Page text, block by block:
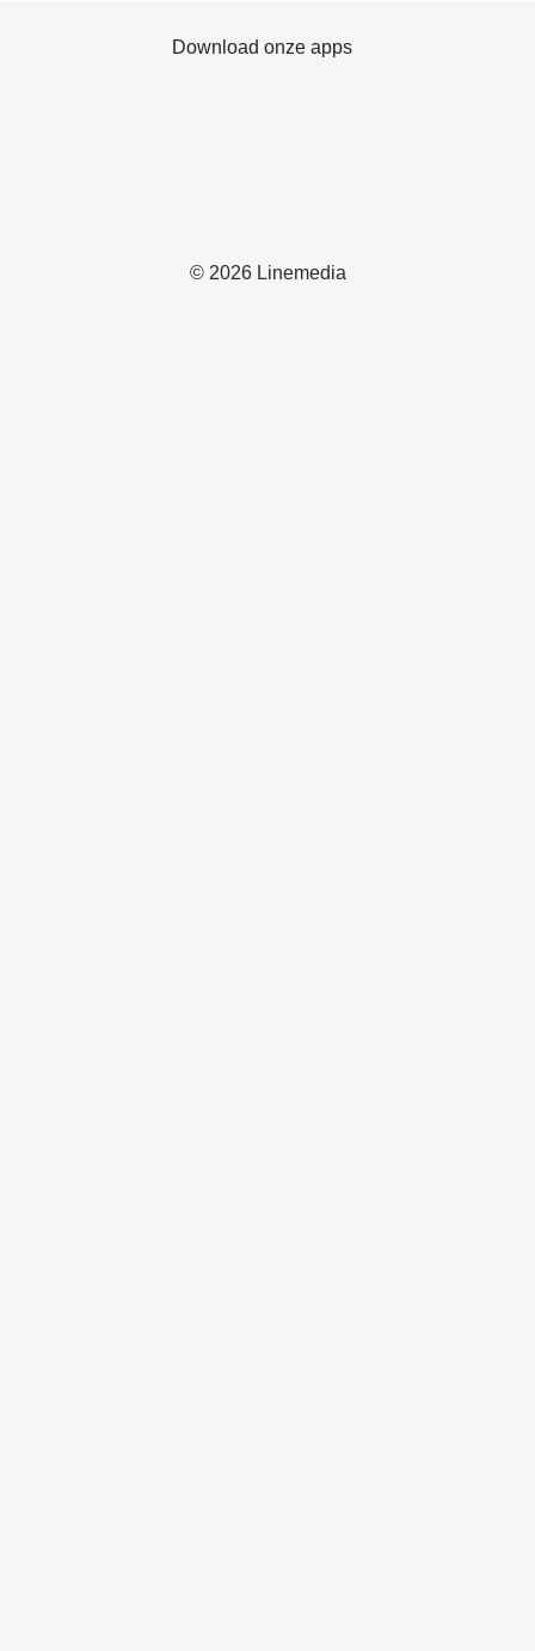
© 2026 Linemedia
Download onze apps